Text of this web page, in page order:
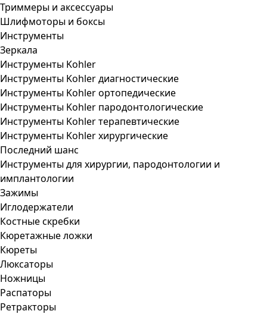
Триммеры и аксессуары
Шлифмоторы и боксы
Инструменты
Зеркала
Инструменты Kohler
Инструменты Kohler диагностические
Инструменты Kohler ортопедические
Инструменты Kohler пародонтологические
Инструменты Kohler терапевтические
Инструменты Kohler хирургические
Последний шанс
Инструменты для хирургии, пародонтологии и
имплантологии
Зажимы
Иглодержатели
Костные скребки
Кюретажные ложки
Кюреты
Люксаторы
Ножницы
Распаторы
Ретракторы